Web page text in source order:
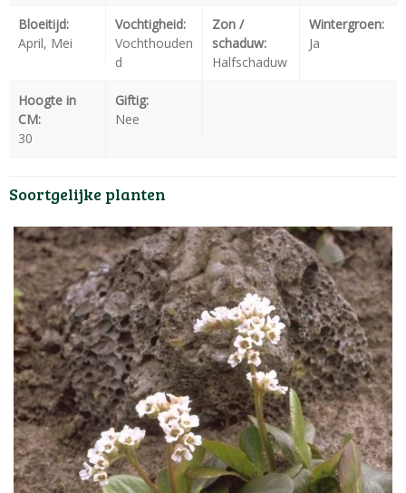
Bloeitijd:
April, Mei
Vochtigheid:
Vochthouden
d
Zon /
schaduw:
Halfschaduw
Wintergroen:
Ja
Hoogte in
CM:
30
Giftig:
Nee
Soortgelijke planten